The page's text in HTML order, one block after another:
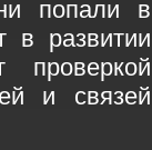
попали в
в развитии
проверкой
и связей